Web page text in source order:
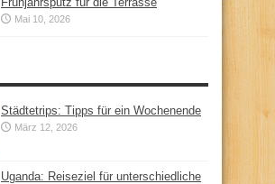
Mai 10, 2026
Städtetrips: Tipps für ein Wochenende
März 12, 2026
Uganda: Reiseziel für unterschiedliche